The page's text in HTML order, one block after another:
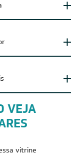
VEJA
vitrine